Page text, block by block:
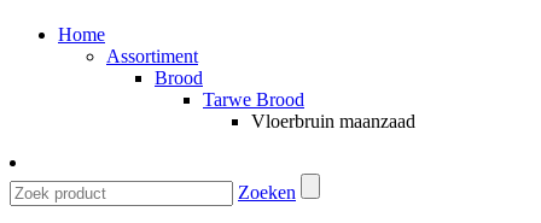
Home
Assortiment
Brood
Tarwe Brood
Vloerbruin maanzaad
Zoeken